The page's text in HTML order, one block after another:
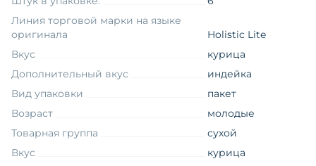
Линия торговой марки на языке
оригинала
Holistic Lite
Вкус
курица
Дополнительный вкус
индейка
Вид упаковки
пакет
Возраст
молодые
Товарная группа
сухой
Вкус
курица